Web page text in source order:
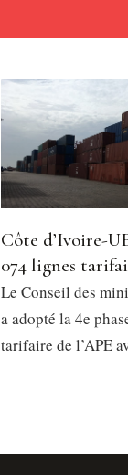
Côte d’Ivoire-
074 lignes
Le Conseil des
a adopté la 4e
tarifaire de l’APE